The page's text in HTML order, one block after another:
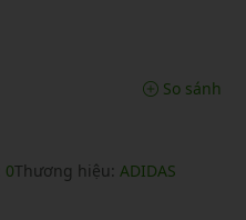
So sánh
0Thương hiệu: ADIDAS